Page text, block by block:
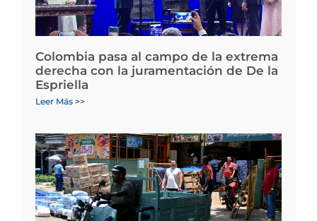
Colombia pasa al campo de la extrema
derecha con la juramentación de De la
Espriella
Leer Más >>